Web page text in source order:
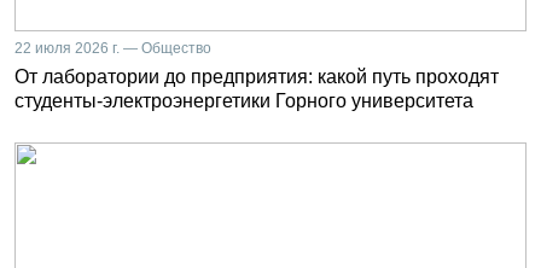
22 июля 2026 г. — Общество
От лаборатории до предприятия: какой путь проходят
студенты-электроэнергетики Горного университета